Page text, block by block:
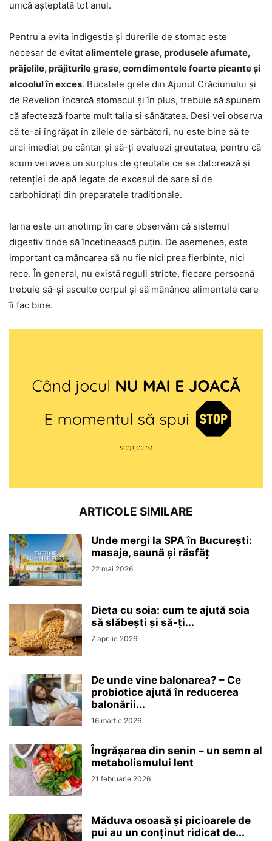
unică așteptată tot anul.
Pentru a evita indigestia și durerile de stomac este
necesar de evitat alimentele grase, produsele afumate,
prăjelile, prăjiturile grase, comdimentele foarte picante și
alcoolul în exces. Bucatele grele din Ajunul Crăciunului și
de Revelion încarcă stomacul și în plus, trebuie să spunem
că afectează foarte mult talia și sănătatea. Deși vei observa
că te-ai îngrășat în zilele de sărbători, nu este bine să te
urci imediat pe cântar și să-ți evaluezi greutatea, pentru că
acum vei avea un surplus de greutate ce se datorează și
retenției de apă legate de excesul de sare și de
carbohidrați din preparatele tradiționale.
Iarna este un anotimp în care observăm că sistemul
digestiv tinde să încetinească puțin. De asemenea, este
important ca mâncarea să nu fie nici prea fierbinte, nici
rece. În general, nu există reguli stricte, fiecare persoană
trebuie să-și asculte corpul și să mănânce alimentele care
îi fac bine.
ARTICOLE SIMILARE
Unde mergi la SPA în București:
masaje, saună și răsfăț
22 mai 2026
Dieta cu soia: cum te ajută soia
să slăbești și să-ți...
7 aprilie 2026
De unde vine balonarea? – Ce
probiotice ajută în reducerea
balonării...
16 martie 2026
Îngrășarea din senin – un semn al
metabolismului lent
21 februarie 2026
Măduva osoasă și picioarele de
pui au un conținut ridicat de...